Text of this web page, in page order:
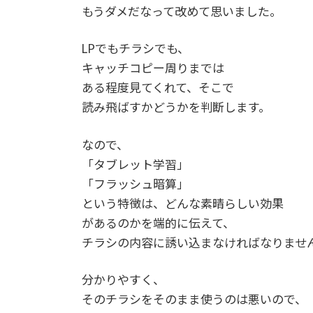
もうダメだなって改めて思いました。
LPでもチラシでも、
キャッチコピー周りまでは
ある程度見てくれて、そこで
読み飛ばすかどうかを判断します。
なので、
「タブレット学習」
「フラッシュ暗算」
という特徴は、どんな素晴らしい効果
があるのかを端的に伝えて、
チラシの内容に誘い込まなければなりませ
分かりやすく、
そのチラシをそのまま使うのは悪いので、